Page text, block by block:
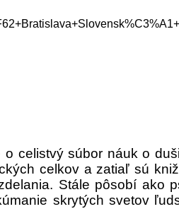
o celistvý súbor náuk o
celkov a zatiaľ sú
Stále pôsobí ako
skrytých svetov